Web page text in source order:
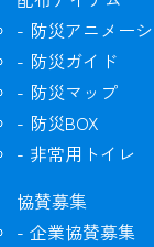
防災アニメー
防災ガイド
防災マップ
防災BOX
非常用トイレ
協賛募集
企業協賛募集